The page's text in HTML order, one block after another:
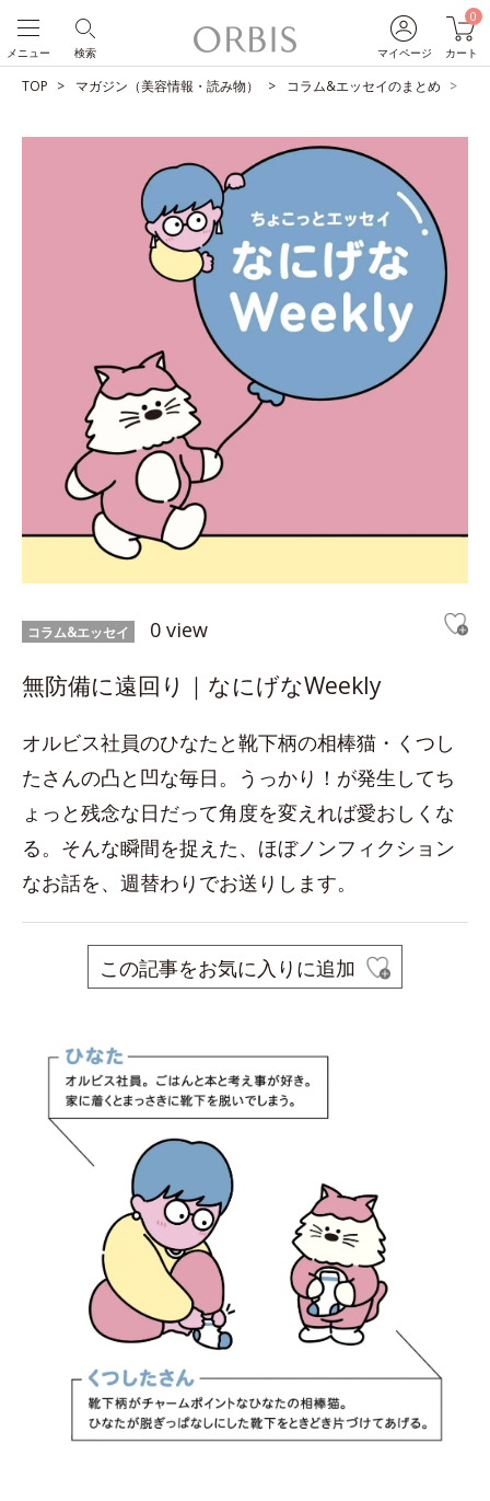
マイページ
0
カート
検索
メニュー
TOP マガジン（美容情報・読み物） コラム&エッセイのまとめ
コラム&エッセイ 0 view
無防備に遠回り｜なにげなWeekly
オルビス社員のひなたと靴下柄の相棒猫・くつし
たさんの凸と凹な毎日。うっかり！が発生してち
ょっと残念な日だって角度を変えれば愛おしくな
る。そんな瞬間を捉えた、ほぼノンフィクション
なお話を、週替わりでお送りします。
この記事をお気に入りに追加